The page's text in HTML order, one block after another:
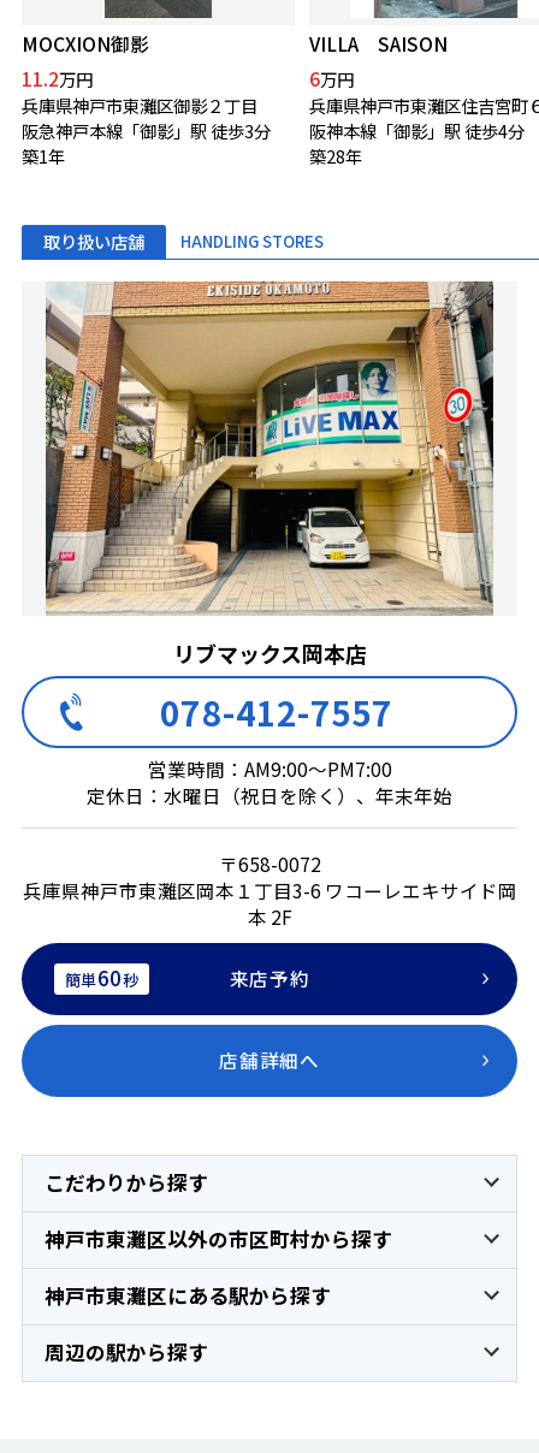
MOCXION御影
11.2万円
兵庫県神戸市東灘区御影２丁目
阪急神戸本線「御影」駅 徒歩3分
築1年
VILLA SAISON
6万円
兵庫県神戸市東灘区住吉宮町
阪神本線「御影」駅 徒歩4分
築28年
取り扱い店舗 HANDLING STORES
リブマックス岡本店
078-412-7557
営業時間：AM9:00～PM7:00
定休日：水曜日（祝日を除く）、年末年始
〒658-0072
兵庫県神戸市東灘区岡本１丁目3-6 ワコーレエキサイド岡
本 2F
簡単60秒 来店予約
店舗詳細へ
こだわりから探す
神戸市東灘区以外の市区町村から探す
神戸市東灘区にある駅から探す
周辺の駅から探す